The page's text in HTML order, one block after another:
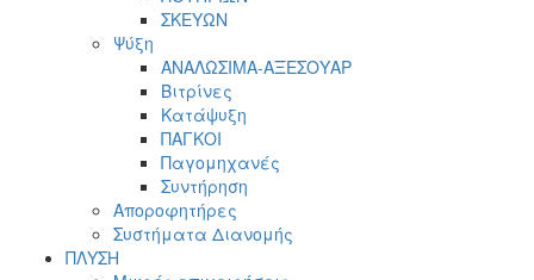
ΣΚΕΥΩΝ
Ψύξη
ΑΝΑΛΩΣΙΜΑ-ΑΞΕΣΟΥΑΡ
Βιτρίνες
Κατάψυξη
ΠΑΓΚΟΙ
Παγομηχανές
Συντήρηση
Αποροφητήρες
Συστήματα Διανομής
ΠΛΥΣΗ